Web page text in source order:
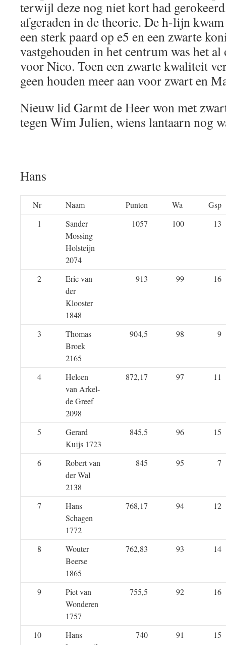
terwijl deze nog niet kort had
afgeraden in de theorie. De h-lijn
een sterk paard op e5 en een zwarte
vastgehouden in het centrum was het al
voor Nico. Toen een zwarte kwaliteit
geen houden meer aan voor zwart en
Nieuw lid Garmt de Heer won met
tegen Wim Julien, wiens lantaarn nog
Hans
Nr Naam Punten Wa
Gsp
1
Sander
Mossing
Holsteijn
2074
1057 100 13
2
Eric van
der
Klooster
1848
913 99 16
3
Thomas
Broek
2165
904,5 98 9
4
Heleen
van Arkel-
de Greef
2098
872,17 97 11
5
Gerard
Kuijs 1723
845,5 96 15
6
Robert van
der Wal
2138
845 95 7
7
Hans
Schagen
1772
768,17 94 12
8
Wouter
Beerse
1865
762,83 93 14
9
Piet van
Wonderen
1757
755,5 92 16
10
Hans
740 91 15